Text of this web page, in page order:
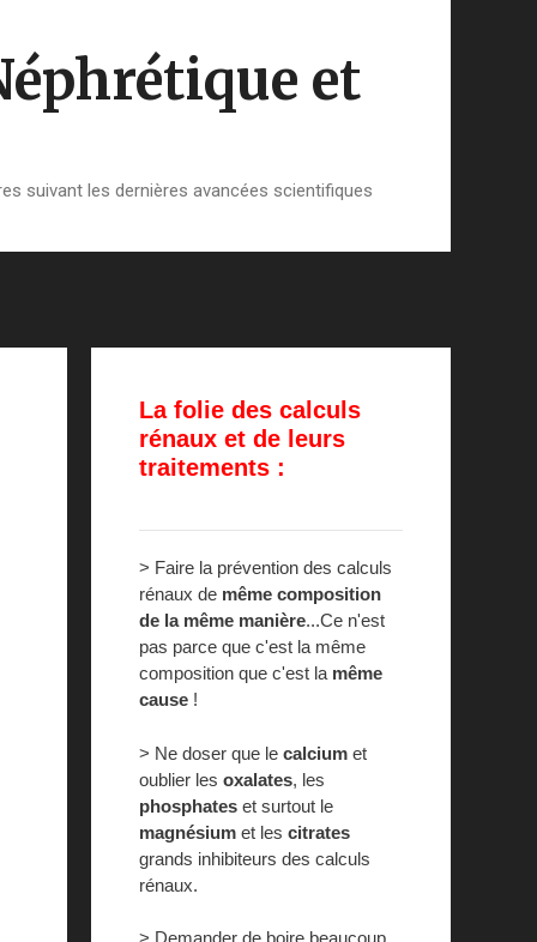
et
suivant les dernières avancées scientifiques
La folie des calculs
rénaux et de leurs
traitements :
> Faire la prévention des calculs
rénaux de même composition
de la même manière...Ce n'est
pas parce que c'est la même
composition que c'est la même
cause !
> Ne doser que le calcium et
oublier les oxalates, les
phosphates et surtout le
magnésium et les citrates
grands inhibiteurs des calculs
rénaux.
> Demander de boire beaucoup